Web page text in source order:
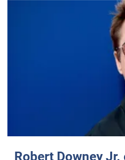
Robert Downey Jr.